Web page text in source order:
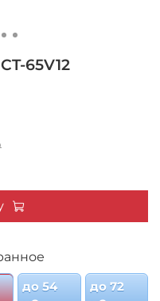
65V12
до 54
до 72